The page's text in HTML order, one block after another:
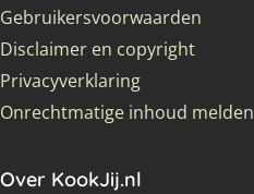
Gebruikersvoorwaarden
Disclaimer en copyright
Privacyverklaring
Onrechtmatige inhoud melden
Over KookJij.nl